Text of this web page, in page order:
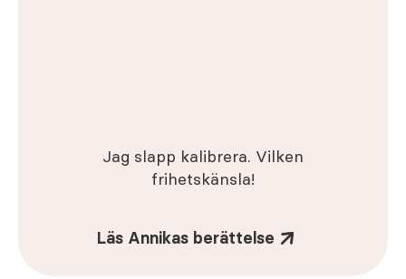
Jag slapp kalibrera. Vilken
frihetskänsla!
Läs Annikas berättelse